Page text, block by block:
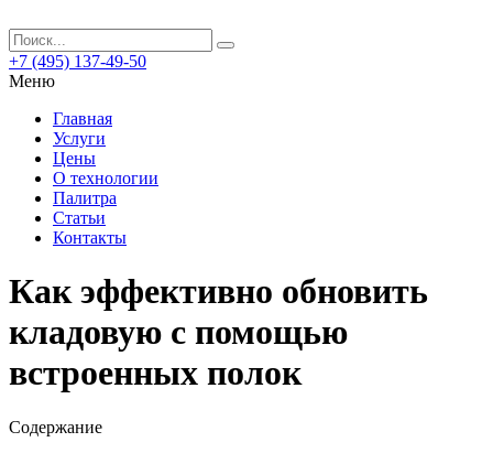
+7 (495) 137-49-50
Меню
Главная
Услуги
Цены
О технологии
Палитра
Статьи
Контакты
Как эффективно обновить
кладовую с помощью
встроенных полок
Содержание